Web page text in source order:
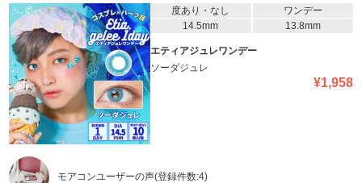
度あり・なし
ワンデー
14.5mm
13.8mm
エティアジュレワンデー
ソーダジュレ
¥1,958
モアコンユーザーの声(登録件数:4)